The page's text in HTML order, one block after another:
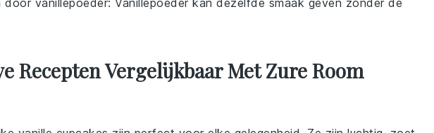
door vanillepoeder: Vanillepoeder kan dezelfde smaak geven zonder de
Recepten Vergelijkbaar Met Zure Room